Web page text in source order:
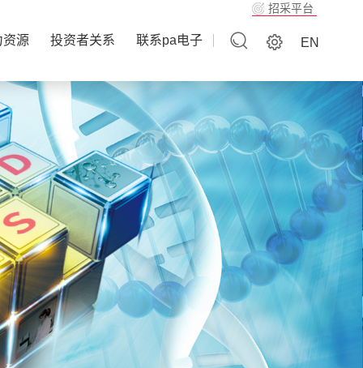
EN
招采平台
资源 投资者关系 联系pa电子